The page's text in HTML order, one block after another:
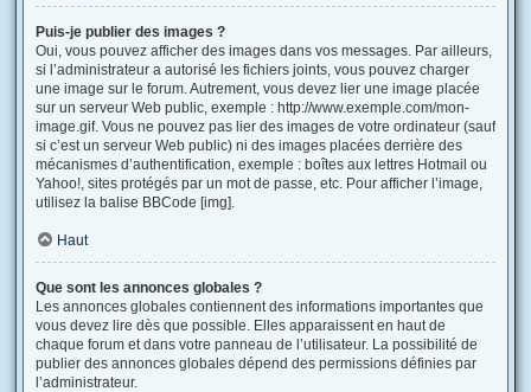
Puis-je publier des images ?
Oui, vous pouvez afficher des images dans vos messages. Par ailleurs,
si l’administrateur a autorisé les fichiers joints, vous pouvez charger
une image sur le forum. Autrement, vous devez lier une image placée
sur un serveur Web public, exemple : http://www.exemple.com/mon-
image.gif. Vous ne pouvez pas lier des images de votre ordinateur (sauf
si c’est un serveur Web public) ni des images placées derrière des
mécanismes d’authentification, exemple : boîtes aux lettres Hotmail ou
Yahoo!, sites protégés par un mot de passe, etc. Pour afficher l’image,
utilisez la balise BBCode [img].
Haut
Que sont les annonces globales ?
Les annonces globales contiennent des informations importantes que
vous devez lire dès que possible. Elles apparaissent en haut de
chaque forum et dans votre panneau de l’utilisateur. La possibilité de
publier des annonces globales dépend des permissions définies par
l’administrateur.